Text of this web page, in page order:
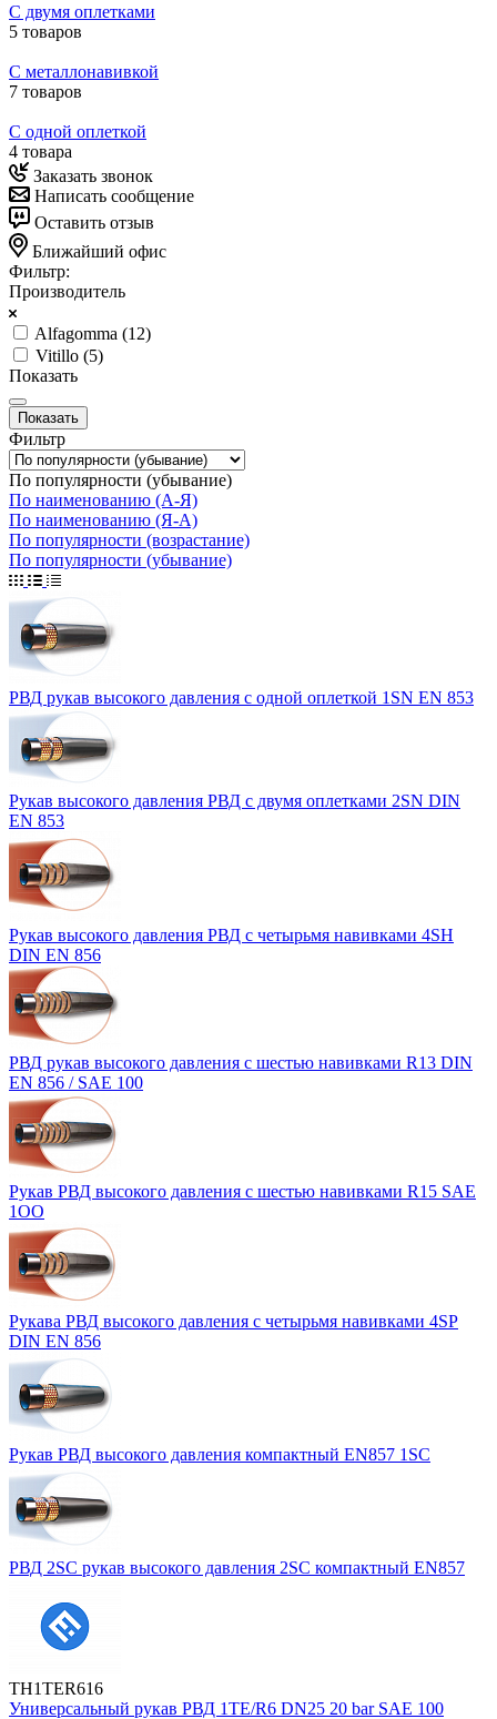
С двумя оплетками
5 товаров
С металлонавивкой
7 товаров
С одной оплеткой
4 товара
Заказать звонок
Написать сообщение
Оставить отзыв
Ближайший офис
Фильтр:
Производитель
Alfagomma (12)
Vitillo (5)
Показать
Фильтр
По популярности (убывание)
По наименованию (А-Я)
По наименованию (Я-А)
По популярности (возрастание)
По популярности (убывание)
РВД рукав высокого давления с одной оплеткой 1SN EN 853
Рукав высокого давления РВД с двумя оплетками 2SN DIN
EN 853
Рукав высокого давления РВД с четырьмя навивками 4SH
DIN EN 856
РВД рукав высокого давления с шестью навивками R13 DIN
EN 856 / SAE 100
Рукав РВД выcокого давления с шестью навивками R15 SAE
1ОО
Рукава РВД высокого давления с четырьмя навивками 4SP
DIN EN 856
Рукав РВД высокого давления компактный EN857 1SC
РВД 2SC рукав высокого давления 2SC компактный EN857
TH1TER616
Универсальный рукав РВД 1TE/R6 DN25 20 bar SAE 100